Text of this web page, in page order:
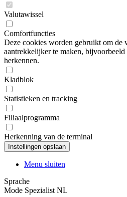
Valutawissel
Comfortfuncties
Deze cookies worden gebruikt om de
aantrekkelijker te maken, bijvoorbeeld
herkennen.
Kladblok
Statistieken en tracking
Filiaalprogramma
Herkenning van de terminal
Menu sluiten
Sprache
Mode Spezialist NL